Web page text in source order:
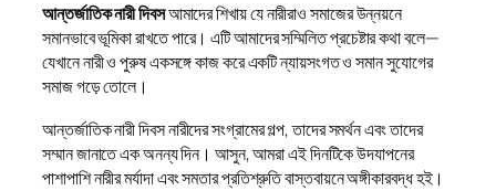
আন্তর্জাতিক নারী দিবসআমাদের শিখায় যে নারীরাও সমাজের উন্নয়নে
সমানভাবে ভূমিকা রাখতে পারে। এটি আমাদের সম্মিলিত প্রচেষ্টার কথা বলে—
যেখানে নারী ও পুরুষ একসঙ্গে কাজ করে একটি ন্যায়সংগত ও সমান সুযোগের
সমাজ গড়ে তোলে।
আন্তর্জাতিক নারী দিবস নারীদের সংগ্রামের গল্প, তাদের সমর্থন এবং তাদের
সম্মান জানাতে এক অনন্য দিন। আসুন, আমরা এই দিনটিকে উদযাপনের
পাশাপাশি নারীর মর্যাদা এবং সমতার প্রতিশ্রুতি বাস্তবায়নে অঙ্গীকারবদ্ধ হই।